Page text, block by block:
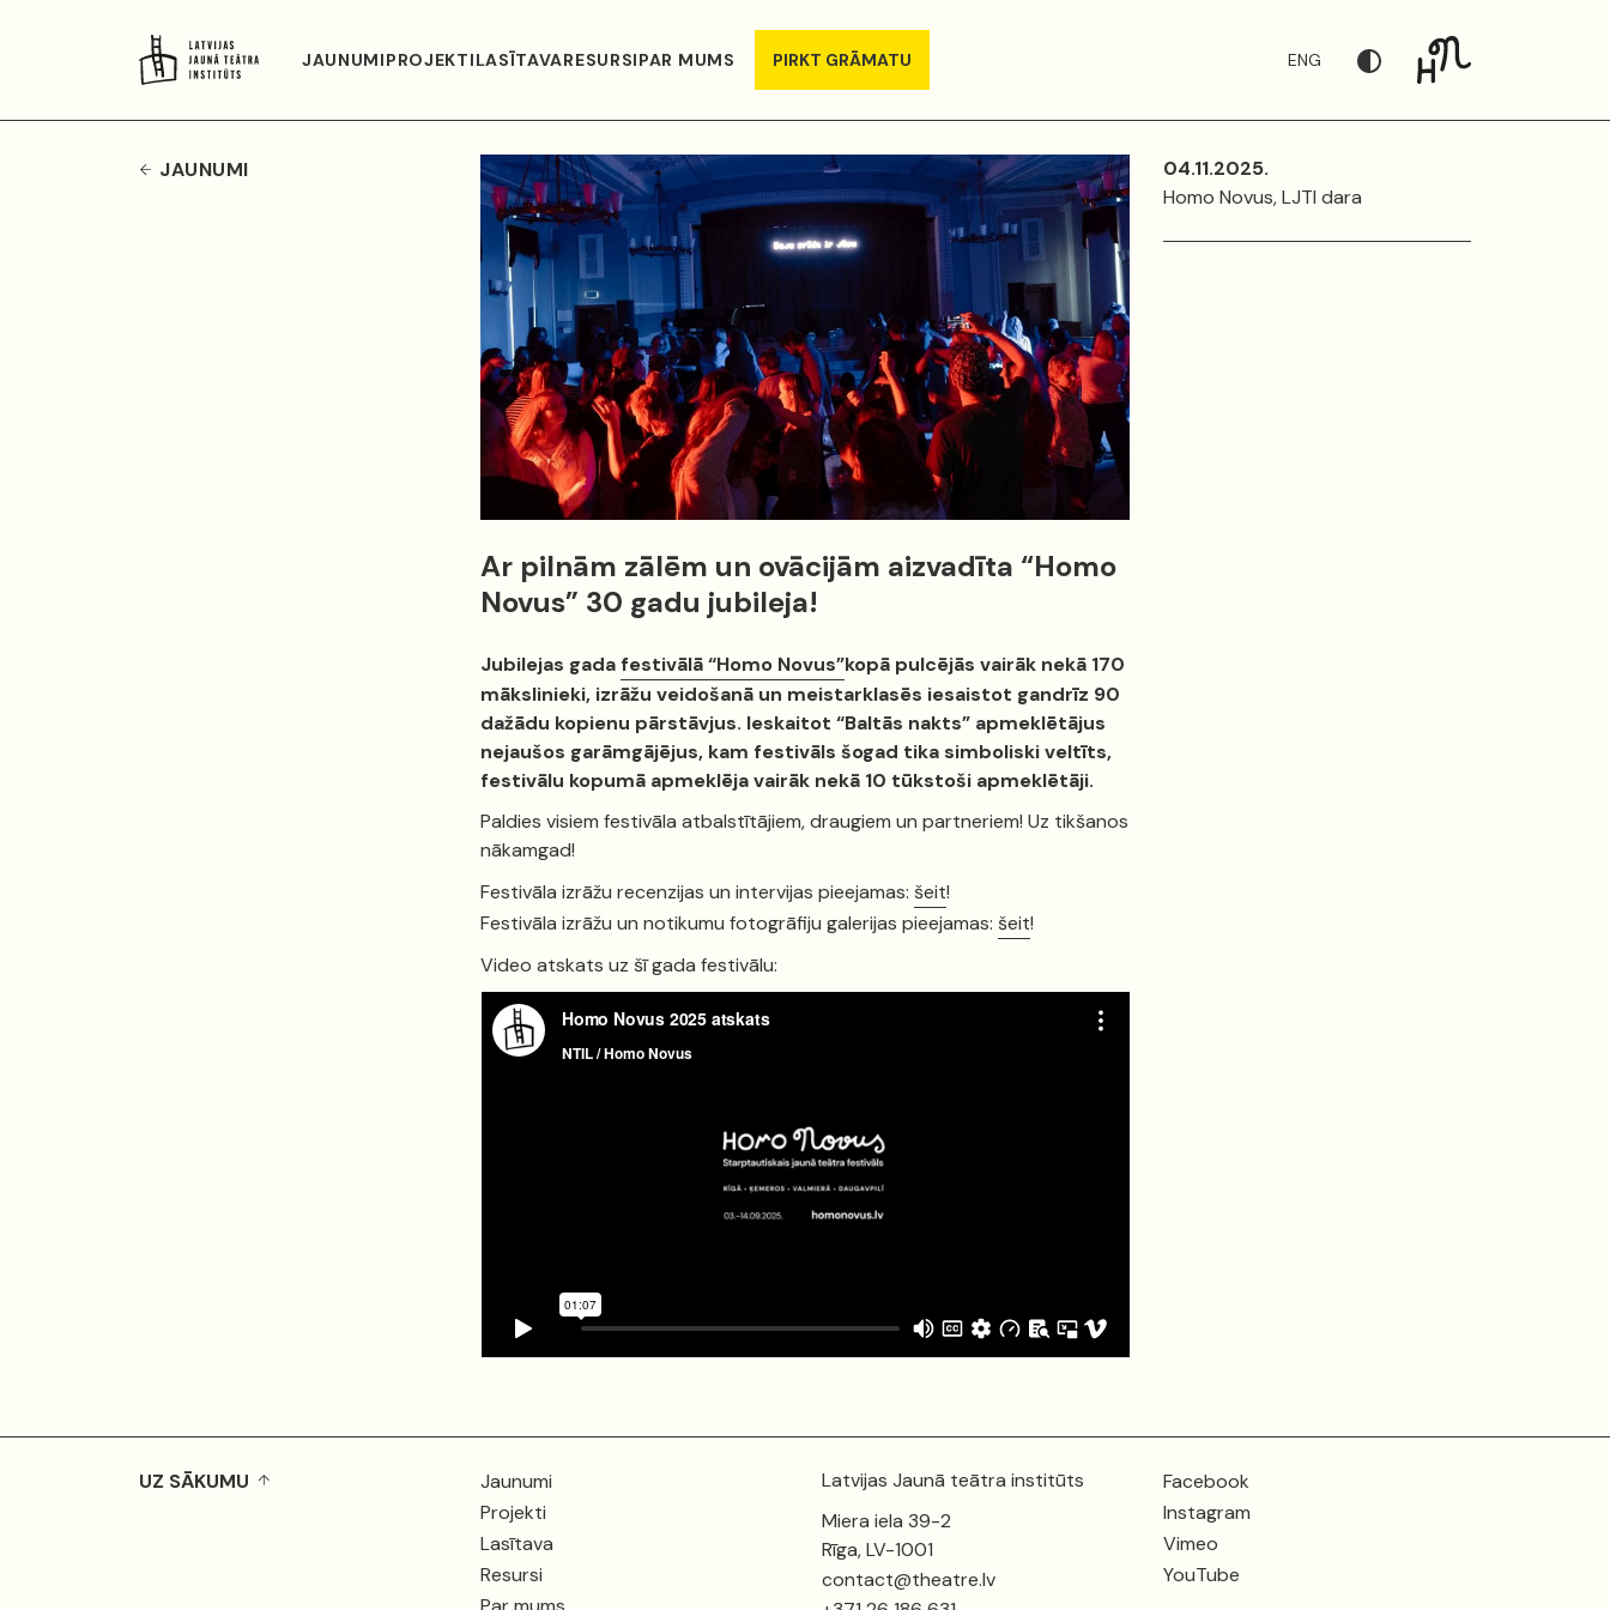
JAUNUMIPROJEKTILASĪTAVARESURSIPAR MUMS PIRKT GRĀMATU ENG
JAUNUMI
Ar pilnām zālēm un ovācijām aizvadīta “Homo
Novus” 30 gadu jubileja!
Jubilejas gada festivālā “Homo Novus”kopā pulcējās vairāk nekā 170
mākslinieki, izrāžu veidošanā un meistarklasēs iesaistot gandrīz 90
dažādu kopienu pārstāvjus. Ieskaitot “Baltās nakts” apmeklētājus
nejaušos garāmgājējus, kam festivāls šogad tika simboliski veltīts,
festivālu kopumā apmeklēja vairāk nekā 10 tūkstoši apmeklētāji.
Paldies visiem festivāla atbalstītājiem, draugiem un partneriem! Uz tikšanos
nākamgad!
Festivāla izrāžu recenzijas un intervijas pieejamas: šeit!
Festivāla izrāžu un notikumu fotogrāfiju galerijas pieejamas: šeit!
Video atskats uz šī gada festivālu:
04.11.2025.
Homo Novus, LJTI dara
UZ SĀKUMU
Jaunumi
Projekti
Lasītava
Resursi
Latvijas Jaunā teātra institūts
Miera iela 39-2
Rīga, LV-1001
contact@theatre.lv
Facebook
Instagram
Vimeo
YouTube